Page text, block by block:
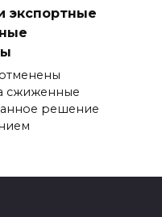
экспортные
сжиженные
решение